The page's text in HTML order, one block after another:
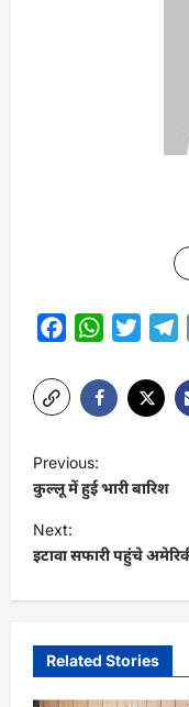
FacebookWhatsApp
P
o
s
t
v
Previous:
कुल्लू में हुई भारी बारिश
Next:
इटावा सफारी पहुंचे
Related Stories